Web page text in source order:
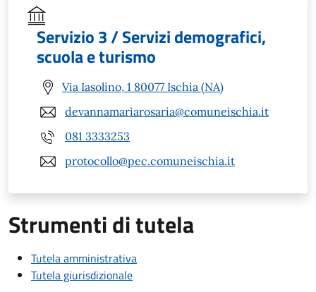
Servizio 3 / Servizi demografici,
scuola e turismo
Via Iasolino, 1 80077 Ischia (NA)
devannamariarosaria@comuneischia.it
081 3333253
protocollo@pec.comuneischia.it
Strumenti di tutela
Tutela amministrativa
Tutela giurisdizionale